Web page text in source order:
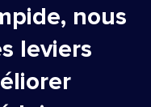
nous
leviers